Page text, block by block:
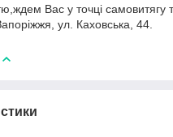
Вас у точці самовитягу
ул. Каховська, 44.